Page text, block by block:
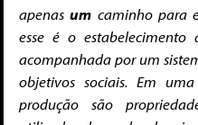
apenasum caminho para
esse é o estabelecimento
acompanhada por um
objetivos sociais. Em
produção são